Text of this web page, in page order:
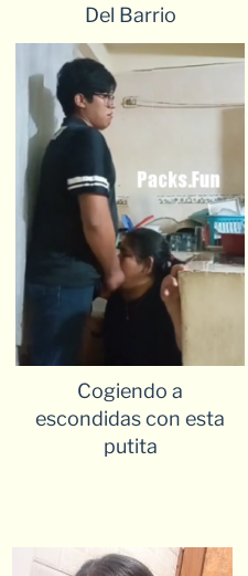
Del Barrio
Cogiendo a
escondidas con esta
putita